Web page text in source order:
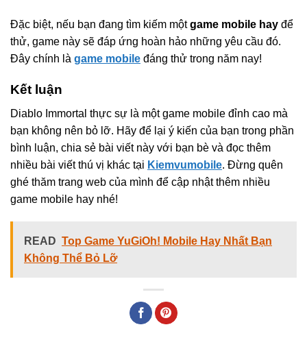
Đặc biệt, nếu bạn đang tìm kiếm mộtgame mobile hay để
thử, game này sẽ đáp ứng hoàn hảo những yêu cầu đó.
Đây chính là game mobile đáng thử trong năm nay!
Kết luận
Diablo Immortal thực sự là một game mobile đỉnh cao mà
bạn không nên bỏ lỡ. Hãy để lại ý kiến của bạn trong phần
bình luận, chia sẻ bài viết này với bạn bè và đọc thêm
nhiều bài viết thú vị khác tại Kiemvumobile. Đừng quên
ghé thăm trang web của mình để cập nhật thêm nhiều
game mobile hay nhé!
READ Top Game YuGiOh! Mobile Hay Nhất Bạn
Không Thể Bỏ Lỡ